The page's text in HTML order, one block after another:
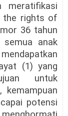
meratifikasi
the rights of
36 tahun
semua anak
(1) yang
untuk
kemampuan
potensi